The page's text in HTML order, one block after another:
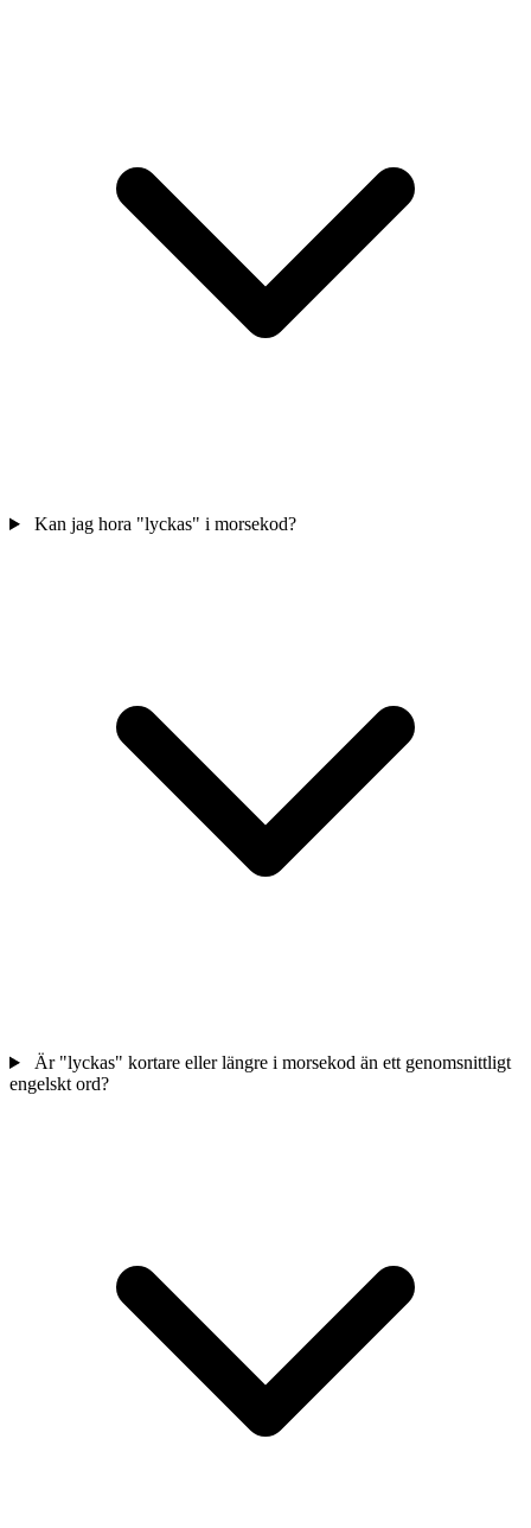
Kan jag hora "lyckas" i morsekod?
Är "lyckas" kortare eller längre i morsekod än ett genomsnittligt
engelskt ord?